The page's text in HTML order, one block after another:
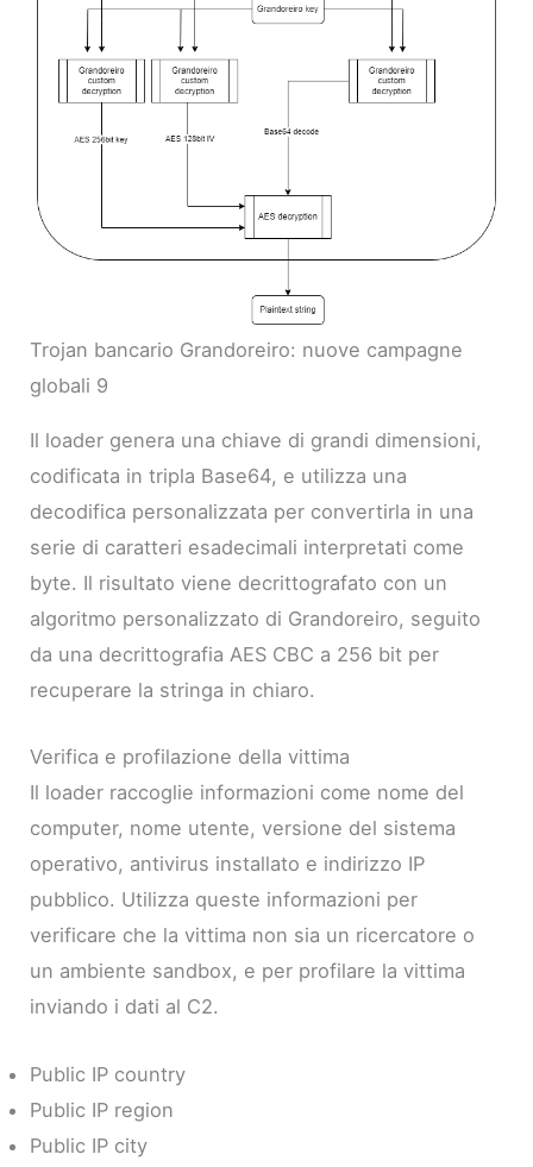
Trojan bancario Grandoreiro: nuove campagne
globali 9
Il loader genera una chiave di grandi dimensioni,
codificata in tripla Base64, e utilizza una
decodifica personalizzata per convertirla in una
serie di caratteri esadecimali interpretati come
byte. Il risultato viene decrittografato con un
algoritmo personalizzato di Grandoreiro, seguito
da una decrittografia AES CBC a 256 bit per
recuperare la stringa in chiaro.
Verifica e profilazione della vittima
Il loader raccoglie informazioni come nome del
computer, nome utente, versione del sistema
operativo, antivirus installato e indirizzo IP
pubblico. Utilizza queste informazioni per
verificare che la vittima non sia un ricercatore o
un ambiente sandbox, e per profilare la vittima
inviando i dati al C2.
Public IP country
Public IP region
Public IP city